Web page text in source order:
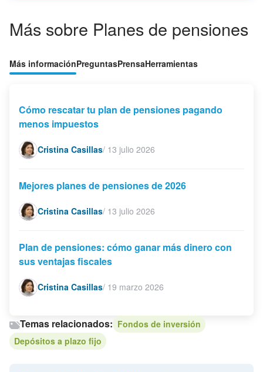
Más sobre Planes de pensiones
Más informaciónPreguntasPrensaHerramientas
Cómo rescatar tu plan de pensiones pagando
menos impuestos
Cristina Casillas/ 13 julio 2026
Mejores planes de pensiones de 2026
Cristina Casillas/ 13 julio 2026
Plan de pensiones: cómo ganar más dinero con
sus ventajas fiscales
Cristina Casillas/ 19 marzo 2026
Temas relacionados: Fondos de inversión
Depósitos a plazo fijo